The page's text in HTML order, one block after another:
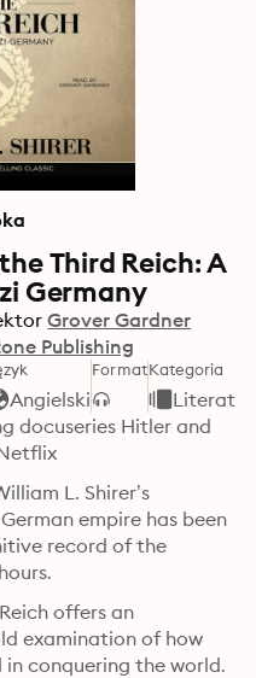
Third Reich: A
Germany
Grover Gardner
Publishing
Angielski
FormatKategoria
docuseries Hitler and
L. Shirer’s
empire has been
record of the
offers an
examination of how
conquering the world.